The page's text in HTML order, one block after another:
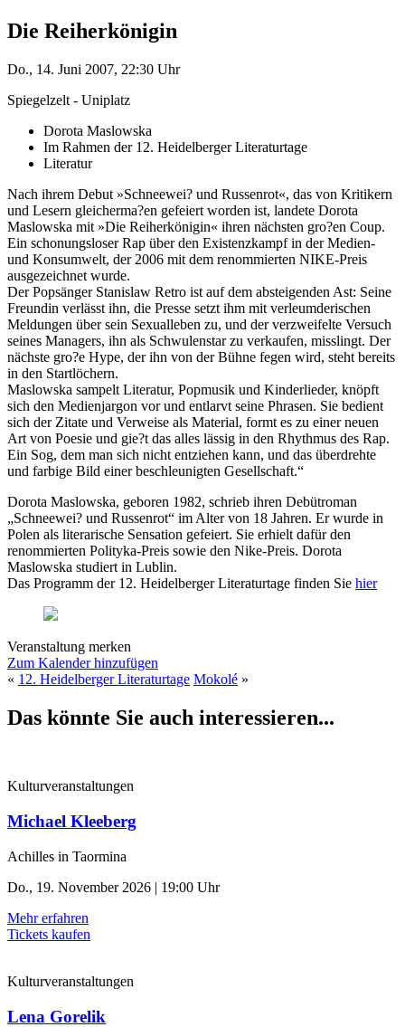
Die Reiherkönigin
Do., 14. Juni 2007, 22:30 Uhr
Spiegelzelt - Uniplatz
Dorota Maslowska
Im Rahmen der 12. Heidelberger Literaturtage
Literatur
Nach ihrem Debut »Schneewei? und Russenrot«, das von Kritikern
und Lesern gleicherma?en gefeiert worden ist, landete Dorota
Maslowska mit »Die Reiherkönigin« ihren nächsten gro?en Coup.
Ein schonungsloser Rap über den Existenzkampf in der Medien-
und Konsumwelt, der 2006 mit dem renommierten NIKE-Preis
ausgezeichnet wurde.
Der Popsänger Stanislaw Retro ist auf dem absteigenden Ast: Seine
Freundin verlässt ihn, die Presse setzt ihm mit verleumderischen
Meldungen über sein Sexualleben zu, und der verzweifelte Versuch
seines Managers, ihn als Schwulenstar zu verkaufen, misslingt. Der
nächste gro?e Hype, der ihn von der Bühne fegen wird, steht bereits
in den Startlöchern.
Maslowska sampelt Literatur, Popmusik und Kinderlieder, knöpft
sich den Medienjargon vor und entlarvt seine Phrasen. Sie bedient
sich der Zitate und Verweise als Material, formt es zu einer neuen
Art von Poesie und gie?t das alles lässig in den Rhythmus des Rap.
Ein Sog, dem man sich nicht entziehen kann, und das überdrehte
und farbige Bild einer beschleunigten Gesellschaft.“
Dorota Maslowska, geboren 1982, schrieb ihren Debütroman
„Schneewei? und Russenrot“ im Alter von 18 Jahren. Er wurde in
Polen als literarische Sensation gefeiert. Sie erhielt dafür den
renommierten Polityka-Preis sowie den Nike-Preis. Dorota
Maslowska studiert in Lublin.
Das Programm der 12. Heidelberger Literaturtage finden Sie hier
Veranstaltung merken
Zum Kalender hinzufügen
« 12. Heidelberger Literaturtage Mokolé »
Das könnte Sie auch interessieren...
Kulturveranstaltungen
Michael Kleeberg
Achilles in Taormina
Do., 19. November 2026 | 19:00 Uhr
Mehr erfahren
Tickets kaufen
Kulturveranstaltungen
Lena Gorelik